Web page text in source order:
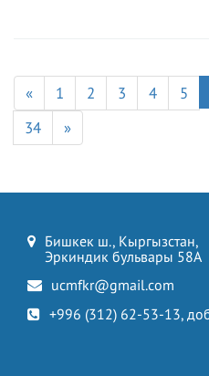
« 1 2 3 4 5
34
»
Бишкек ш., Кыргызстан,
Эркиндик бульвары 58А
ucmfkr@gmail.com
+996 (312) 62-53-13,